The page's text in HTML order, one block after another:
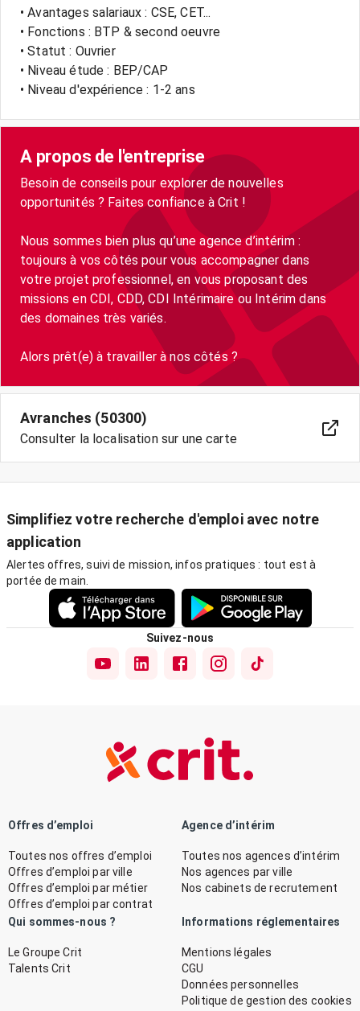
• Avantages salariaux : CSE, CET...
• Fonctions : BTP & second oeuvre
• Statut : Ouvrier
• Niveau étude : BEP/CAP
• Niveau d'expérience : 1-2 ans
A propos de l'entreprise
Besoin de conseils pour explorer de nouvelles
opportunités ? Faites confiance à Crit !
Nous sommes bien plus qu’une agence d’intérim :
toujours à vos côtés pour vous accompagner dans
votre projet professionnel, en vous proposant des
missions en CDI, CDD, CDI Intérimaire ou Intérim dans
des domaines très variés.
Alors prêt(e) à travailler à nos côtés ?
Avranches (50300)
Consulter la localisation sur une carte
Simplifiez votre recherche d'emploi avec notre
application
Alertes offres, suivi de mission, infos pratiques : tout est à
portée de main.
Suivez-nous
Offres d’emploi
Toutes nos offres d’emploi
Offres d’emploi par ville
Offres d’emploi par métier
Offres d’emploi par contrat
Agence d’intérim
Toutes nos agences d’intérim
Nos agences par ville
Nos cabinets de recrutement
Qui sommes-nous ?
Le Groupe Crit
Talents Crit
Informations réglementaires
Mentions légales
CGU
Données personnelles
Politique de gestion des cookies